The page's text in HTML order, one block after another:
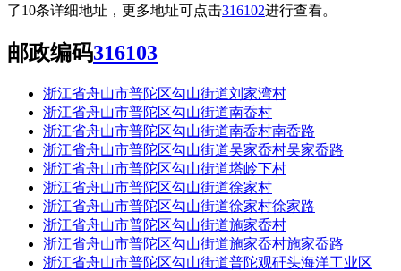
了10条详细地址，更多地址可点击316102进行查看。
邮政编码316103
浙江省舟山市普陀区勾山街道刘家湾村
浙江省舟山市普陀区勾山街道南岙村
浙江省舟山市普陀区勾山街道南岙村南岙路
浙江省舟山市普陀区勾山街道吴家岙村吴家岙路
浙江省舟山市普陀区勾山街道塔岭下村
浙江省舟山市普陀区勾山街道徐家村
浙江省舟山市普陀区勾山街道徐家村徐家路
浙江省舟山市普陀区勾山街道施家岙村
浙江省舟山市普陀区勾山街道施家岙村施家岙路
浙江省舟山市普陀区勾山街道普陀观矸头海洋工业区